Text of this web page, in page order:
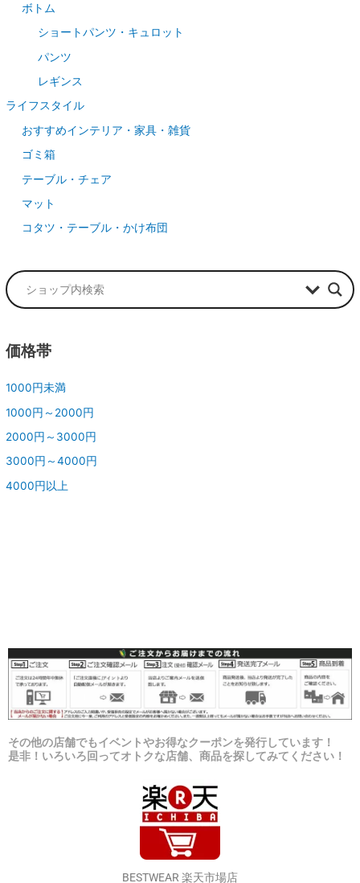
ボトム
ショートパンツ・キュロット
パンツ
レギンス
ライフスタイル
おすすめインテリア・家具・雑貨
ゴミ箱
テーブル・チェア
マット
コタツ・テーブル・かけ布団
価格帯
1000円未満
1000円～2000円
2000円～3000円
3000円～4000円
4000円以上
その他の店舗でもイベントやお得なクーポンを発行しています！
是非！いろいろ回ってオトクな店舗、商品を探してみてください！
BESTWEAR 楽天市場店